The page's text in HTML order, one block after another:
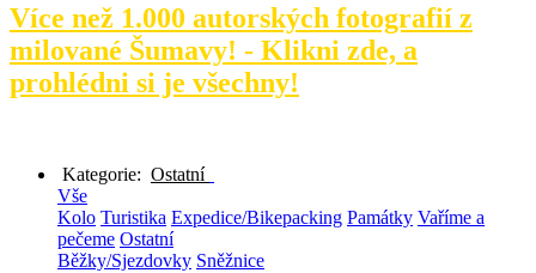
Více než 1.000 autorských fotografií z
milované Šumavy! - Klikni zde, a
prohlédni si je všechny!
Kategorie: Ostatní
Vše
Kolo Turistika Expedice/Bikepacking Památky Vaříme a
pečeme Ostatní
Běžky/Sjezdovky Sněžnice